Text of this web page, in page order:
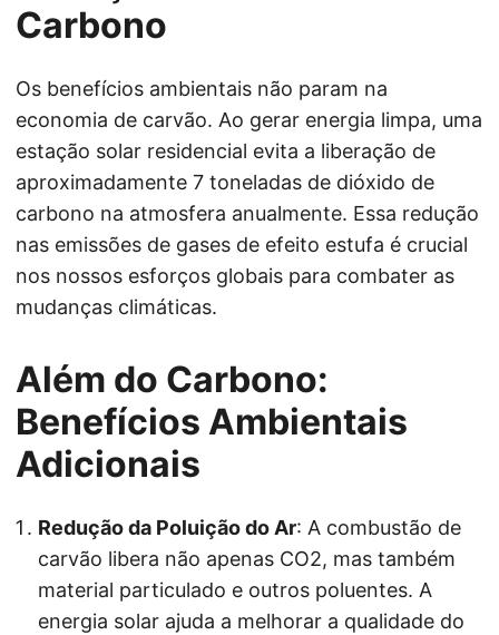
Carbono
Os benefícios ambientais não param na
economia de carvão. Ao gerar energia limpa, uma
estação solar residencial evita a liberação de
aproximadamente 7 toneladas de dióxido de
carbono na atmosfera anualmente. Essa redução
nas emissões de gases de efeito estufa é crucial
nos nossos esforços globais para combater as
mudanças climáticas.
Além do Carbono:
Benefícios Ambientais
Adicionais
Redução da Poluição do Ar: A combustão de
carvão libera não apenas CO2, mas também
material particulado e outros poluentes. A
energia solar ajuda a melhorar a qualidade do